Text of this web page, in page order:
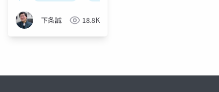
下条誠 18.8K